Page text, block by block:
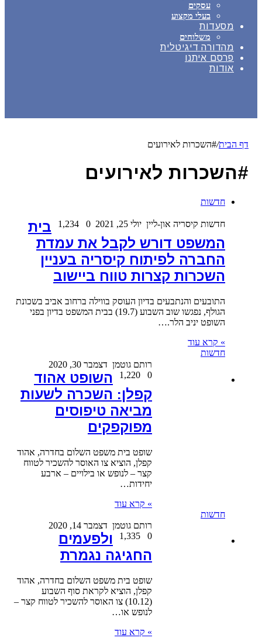
עסקים
בעלי מקצוע
מסעדות
משלוחים
מהדורה דיגיטלית
פרסם איתנו
אודות
דף הבית/#השכרות לאירועים
#השכרות לאירועים
חדשות
חדשות קיסריה און-ליין יולי 25, 2021 0
בית
המשפט דורש לקבל את עמדת
החברה לפיתוח קיסריה בעניין
השכרות קצרות טווח ביישוב
התובעים והנתבעים בדיון העוסק בווילה ברחוב אביב בשכונת
הגולף, נפגשו שוב השבוע (19.7) בבית המשפט בדיון בפני
השופט יניב הלר.…
» קרא עוד
חדשות
רותם גוטמן דצמבר 30, 2020
0
השופט אהוד
קפלן: השכרה לשעות
מביאה טיפוסים
מפוקפקים
שופט בית משפט השלום בחדרה, אהוד
קפלן, הוציא צו האוסר להשכיר לטווח
קצר – לנופש או בילויים – ארבע
יחידות…
» קרא עוד
חדשות
רותם גוטמן דצמבר 14, 2020
0
ולפעמים
החגיגה נגמרת
שופט בית משפט השלום בחדרה, אהוד
קפלן, הוציא לקראת סוף השבוע
(10.12) צו האוסר להשכיר לטווח קצר –
לנופש או…
» קרא עוד